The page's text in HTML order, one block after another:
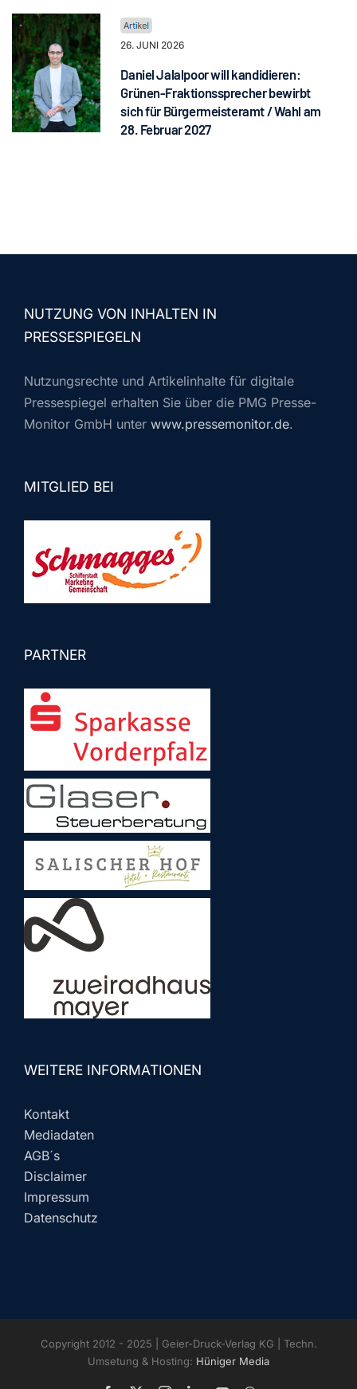
26. JUNI 2026
Daniel Jalalpoor will kandidieren:
Grünen-Fraktionssprecher bewirbt
sich für Bürgermeisteramt / Wahl am
28. Februar 2027
NUTZUNG VON INHALTEN IN
PRESSESPIEGELN
Nutzungsrechte und Artikelinhalte für digitale
Pressespiegel erhalten Sie über die PMG Presse-
Monitor GmbH unter www.pressemonitor.de.
MITGLIED BEI
PARTNER
WEITERE INFORMATIONEN
Kontakt
Mediadaten
AGB´s
Disclaimer
Impressum
Datenschutz
Copyright 2012 - 2025 | Geier-Druck-Verlag KG | Techn.
Umsetung & Hosting: Hüniger Media